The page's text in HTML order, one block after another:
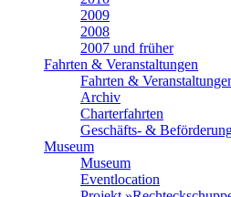
2009
2008
2007 und früher
Fahrten & Veranstaltungen
Fahrten &
Archiv
Charterfahrten
Geschäfts- &
Museum
Museum
Eventlocation